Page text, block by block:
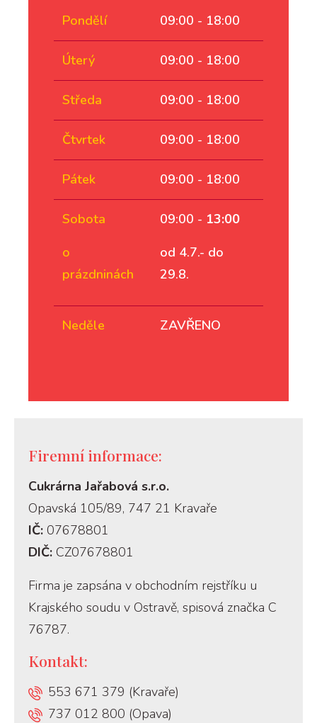
Pondělí
09:00 - 18:00
Úterý 09:00 - 18:00
Středa 09:00 - 18:00
Čtvrtek 09:00 - 18:00
Pátek 09:00 - 18:00
Sobota
o
prázdninách
09:00 - 13:00
od 4.7.- do
29.8.
Neděle ZAVŘENO
Firemní informace:
Cukrárna Jařabová s.r.o.
Opavská 105/89, 747 21 Kravaře
IČ: 07678801
DIČ: CZ07678801
Firma je zapsána v obchodním rejstříku u
Krajského soudu v Ostravě, spisová značka C
76787.
Kontakt:
553 671 379 (Kravaře)
737 012 800 (Opava)